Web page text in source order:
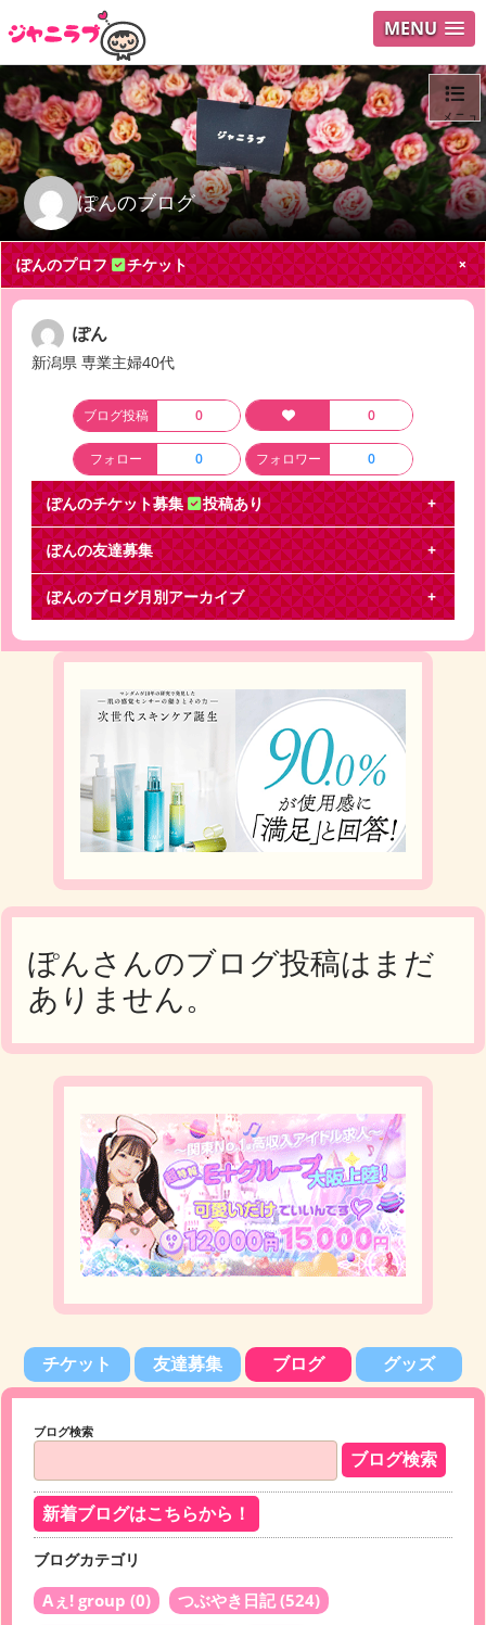
MENU
ぽんのブログ
メニュ
ログイ
Search
ぽんのプロフ チケット
ぽん
新潟県 専業主婦40代
ブログ投稿 0 0
フォロー 0 フォロワー 0
ぽんのチケット募集 投稿あり
関ジャニ∞
関ジャニ∞12月24日 名古屋公演一枚お譲り致しま
す。※定価、手数料なし※15日の東京公演前後また
は
ぽんの友達募集
ぽんのブログ月別アーカイブ
ぽんさんのブログ投稿はまだ
ありません。
チケット 友達募集 ブログ グッズ
ブログ検索
新着ブログはこちらから！
ブログカテゴリ
Aぇ! group (0) つぶやき日記(524)